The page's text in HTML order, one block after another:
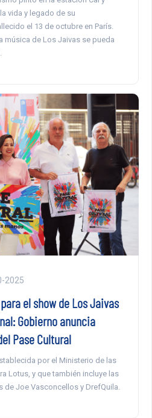
vida y legado de su
el 13 de octubre en París.
música de Los Jaivas se pueda
2025
el show de Los Jaivas
Gobierno anuncia
Pase Cultural
por el Ministerio de las
Lotus, y que también incluye las
de Joe Vasconcellos y DrefQuila.